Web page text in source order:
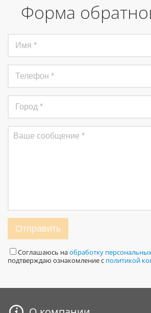
Форма
Отправить
Соглашаюсь наобработку
подтверждаю ознакомление с политикой